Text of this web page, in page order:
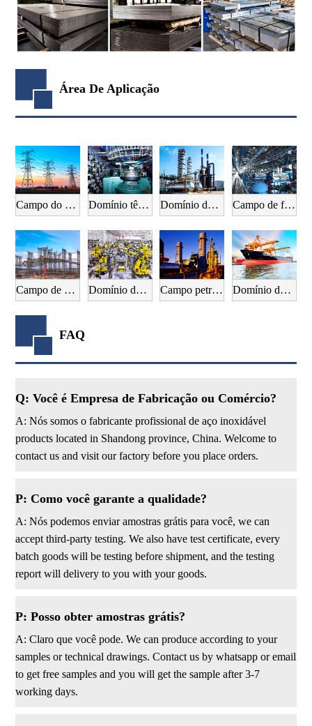
Área De Aplicação
Campo do equipamento eléctrico Domínio têxtil Domínio da indústria química Campo de fabrico mecânico
Campo de construção Domínio da indústria automóvel Campo petrolífero Domínio da construção naval
FAQ
Q: Você é Empresa de Fabricação ou Comércio?
A: Nós somos o fabricante profissional de aço inoxidável
products located in Shandong province, China. Welcome to
contact us and visit our factory before you place orders.
P: Como você garante a qualidade?
A: Nós podemos enviar amostras grátis para você, we can
accept third-party testing. We also have test certificate, every
batch goods will be testing before shipment, and the testing
report will delivery to you with your goods.
P: Posso obter amostras grátis?
A: Claro que você pode. We can produce according to your
samples or technical drawings. Contact us by whatsapp or email
to get free samples and you will get the sample after 3-7
working days.